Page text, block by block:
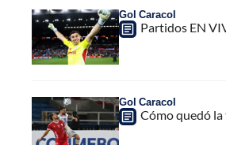
Gol Caracol
Partidos EN
Gol Caracol
Cómo quedó la